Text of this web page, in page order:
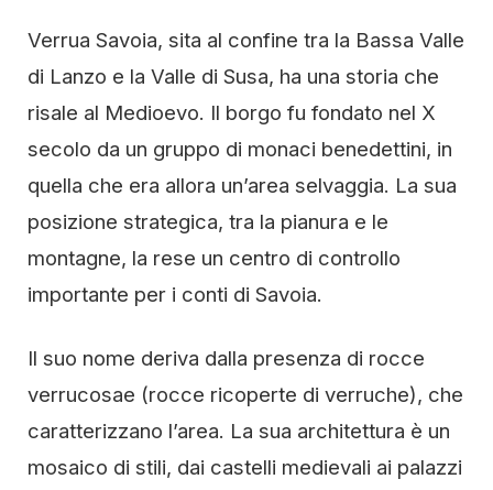
Verrua Savoia, sita al confine tra la Bassa Valle
di Lanzo e la Valle di Susa, ha una storia che
risale al Medioevo. Il borgo fu fondato nel X
secolo da un gruppo di monaci benedettini, in
quella che era allora un’area selvaggia. La sua
posizione strategica, tra la pianura e le
montagne, la rese un centro di controllo
importante per i conti di Savoia.
Il suo nome deriva dalla presenza di rocce
verrucosae (rocce ricoperte di verruche), che
caratterizzano l’area. La sua architettura è un
mosaico di stili, dai castelli medievali ai palazzi